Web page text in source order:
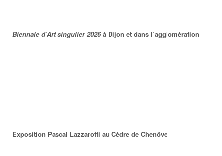
Biennale d’Art singulier 2026à Dijon et dans l’agglomération
Exposition Pascal Lazzarotti au Cèdre de Chenôve